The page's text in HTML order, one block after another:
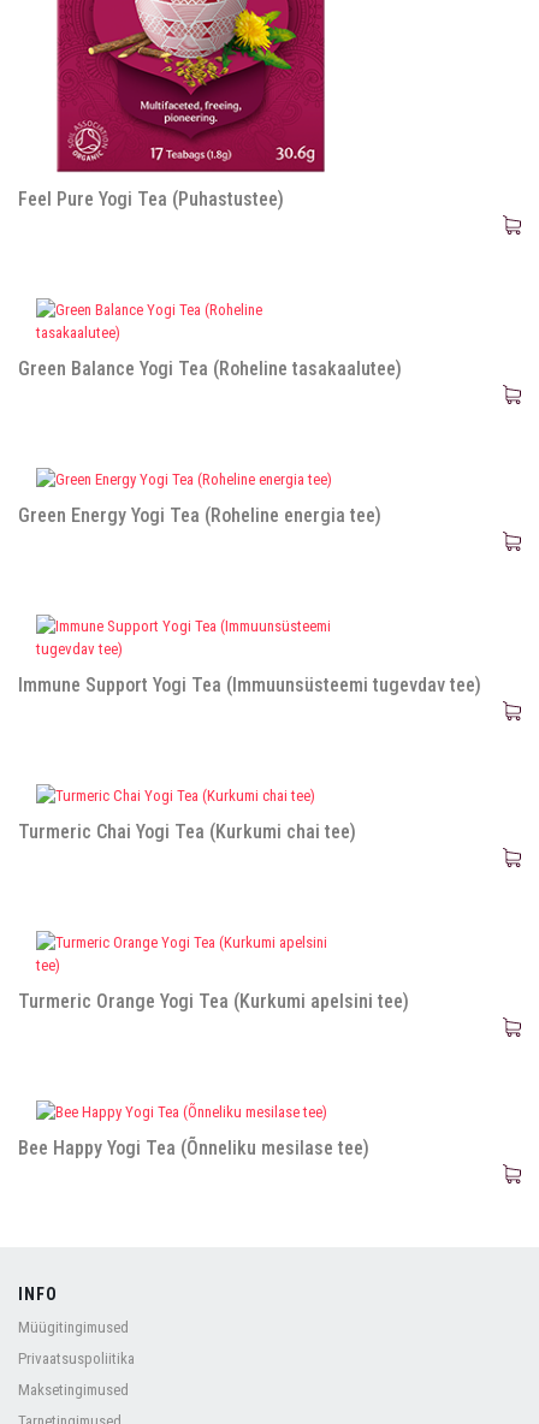
Feel Pure Yogi Tea (Puhastustee)
Green Balance Yogi Tea (Roheline tasakaalutee)
Green Energy Yogi Tea (Roheline energia tee)
Immune Support Yogi Tea (Immuunsüsteemi tugevdav tee)
Turmeric Chai Yogi Tea (Kurkumi chai tee)
Turmeric Orange Yogi Tea (Kurkumi apelsini tee)
Bee Happy Yogi Tea (Õnneliku mesilase tee)
INFO
Müügitingimused
Privaatsuspoliitika
Maksetingimused